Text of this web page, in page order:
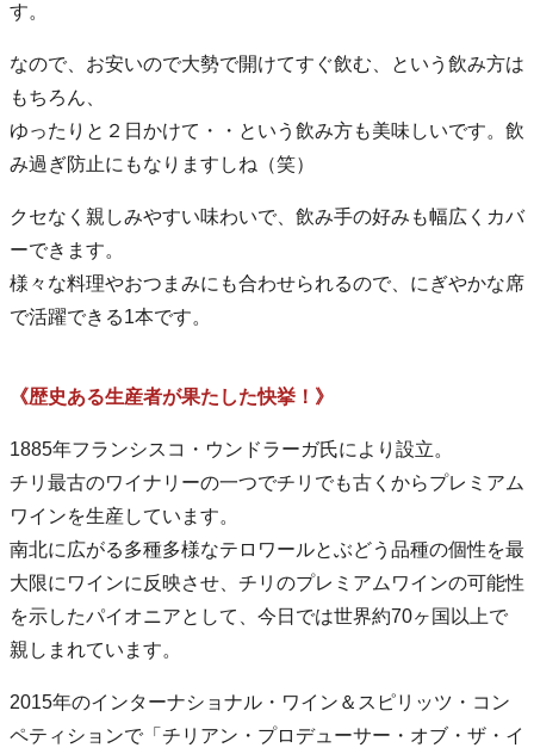
す。
なので、お安いので大勢で開けてすぐ飲む、という飲み方は
もちろん、
ゆったりと２日かけて・・という飲み方も美味しいです。飲
み過ぎ防止にもなりますしね（笑）
クセなく親しみやすい味わいで、飲み手の好みも幅広くカバ
ーできます。
様々な料理やおつまみにも合わせられるので、にぎやかな席
で活躍できる1本です。
《歴史ある生産者が果たした快挙！》
1885年フランシスコ・ウンドラーガ氏により設立。
チリ最古のワイナリーの一つでチリでも古くからプレミアム
ワインを生産しています。
南北に広がる多種多様なテロワールとぶどう品種の個性を最
大限にワインに反映させ、チリのプレミアムワインの可能性
を示したパイオニアとして、今日では世界約70ヶ国以上で
親しまれています。
2015年のインターナショナル・ワイン＆スピリッツ・コン
ペティションで「チリアン・プロデューサー・オブ・ザ・イ